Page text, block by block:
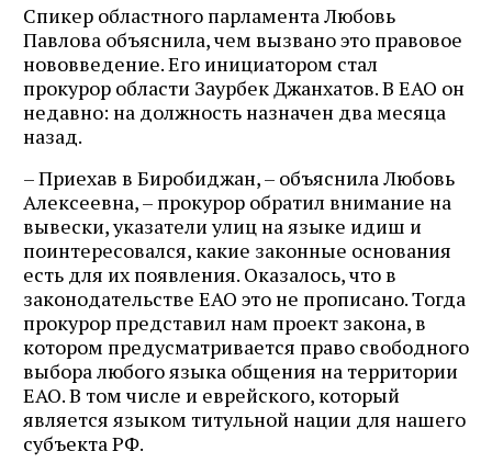
Спикер областного парламента Любовь
Павлова объяснила, чем вызвано это правовое
нововведение. Его инициатором стал
прокурор области Заурбек Джанхатов. В ЕАО он
недавно: на должность назначен два месяца
назад.
– Приехав в Биробиджан, – объяснила Любовь
Алексеевна, – прокурор обратил внимание на
вывески, указатели улиц на языке идиш и
поинтересовался, какие законные основания
есть для их появления. Оказалось, что в
законодательстве ЕАО это не прописано. Тогда
прокурор представил нам проект закона, в
котором предусматривается право свободного
выбора любого языка общения на территории
ЕАО. В том числе и еврейского, который
является языком титульной нации для нашего
субъекта РФ.